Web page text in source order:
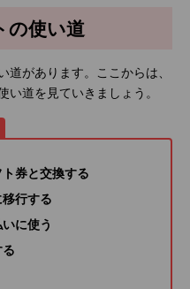
の使い道
道があります。ここからは、
い道を見ていきましょう。
券と交換する
行する
に使う